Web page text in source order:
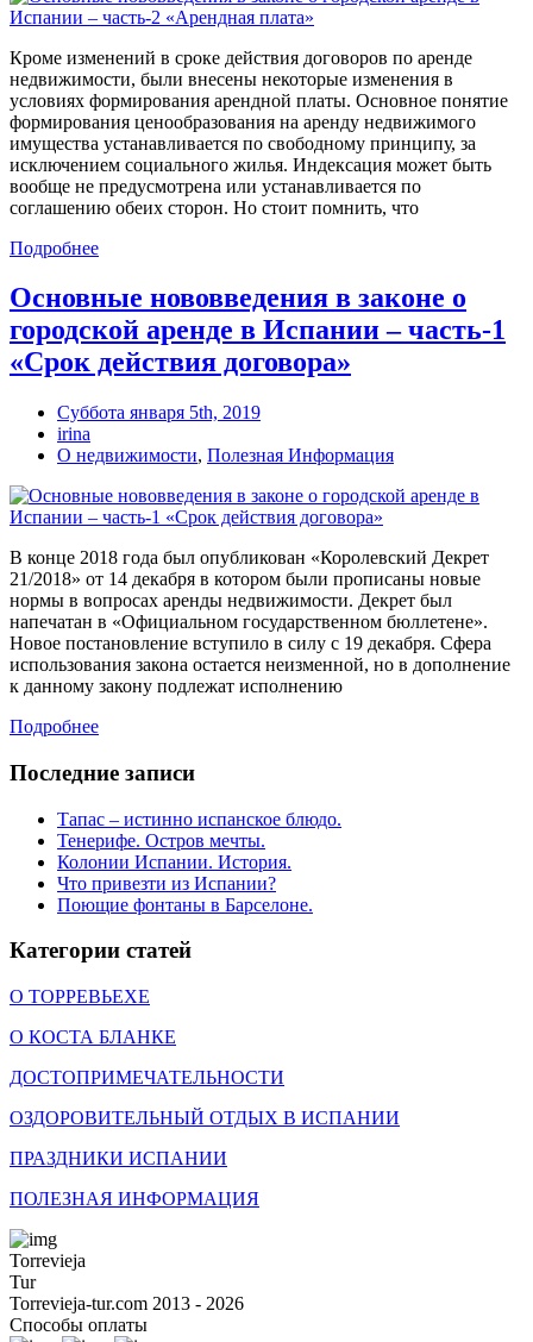
Кроме изменений в сроке действия договоров по аренде
недвижимости, были внесены некоторые изменения в
условиях формирования арендной платы. Основное понятие
формирования ценообразования на аренду недвижимого
имущества устанавливается по свободному принципу, за
исключением социального жилья. Индексация может быть
вообще не предусмотрена или устанавливается по
соглашению обеих сторон. Но стоит помнить, что
Подробнее
Основные нововведения в законе о
городской аренде в Испании – часть-1
«Срок действия договора»
Суббота января 5th, 2019
irina
О недвижимости, Полезная Информация
В конце 2018 года был опубликован «Королевский Декрет
21/2018» от 14 декабря в котором были прописаны новые
нормы в вопросах аренды недвижимости. Декрет был
напечатан в «Официальном государственном бюллетене».
Новое постановление вступило в силу с 19 декабря. Сфера
использования закона остается неизменной, но в дополнение
к данному закону подлежат исполнению
Подробнее
Последние записи
Тапас – истинно испанское блюдо.
Тенерифе. Остров мечты.
Колонии Испании. История.
Что привезти из Испании?
Поющие фонтаны в Барселоне.
Категории статей
О ТОРРЕВЬЕХЕ
О КОСТА БЛАНКЕ
ДОСТОПРИМЕЧАТЕЛЬНОСТИ
ОЗДОРОВИТЕЛЬНЫЙ ОТДЫХ В ИСПАНИИ
ПРАЗДНИКИ ИСПАНИИ
ПОЛЕЗНАЯ ИНФОРМАЦИЯ
Torrevieja
Tur
Torrevieja-tur.com 2013 - 2026
Способы оплаты